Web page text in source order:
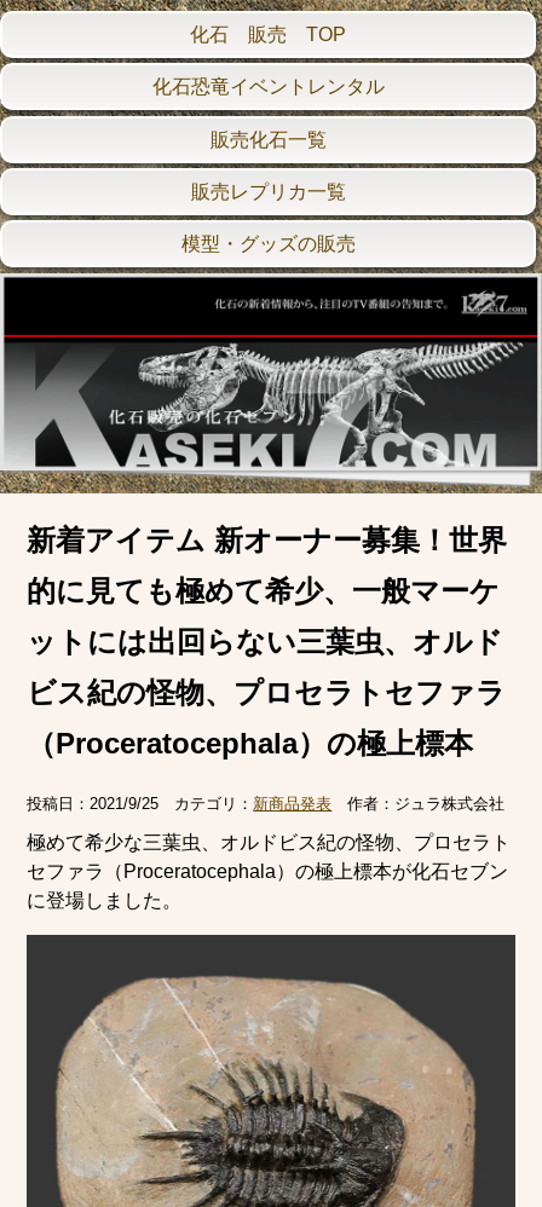
化石 販売 TOP
化石恐竜イベントレンタル
販売化石一覧
販売レプリカ一覧
模型・グッズの販売
新着アイテム 新オーナー募集！世界
的に見ても極めて希少、一般マーケ
ットには出回らない三葉虫、オルド
ビス紀の怪物、プロセラトセファラ
（Proceratocephala）の極上標本
投稿日：2021/9/25 カテゴリ： 新商品発表 作者： ジュラ株式会社
極めて希少な三葉虫、オルドビス紀の怪物、プロセラト
セファラ（Proceratocephala）の極上標本が化石セブン
に登場しました。